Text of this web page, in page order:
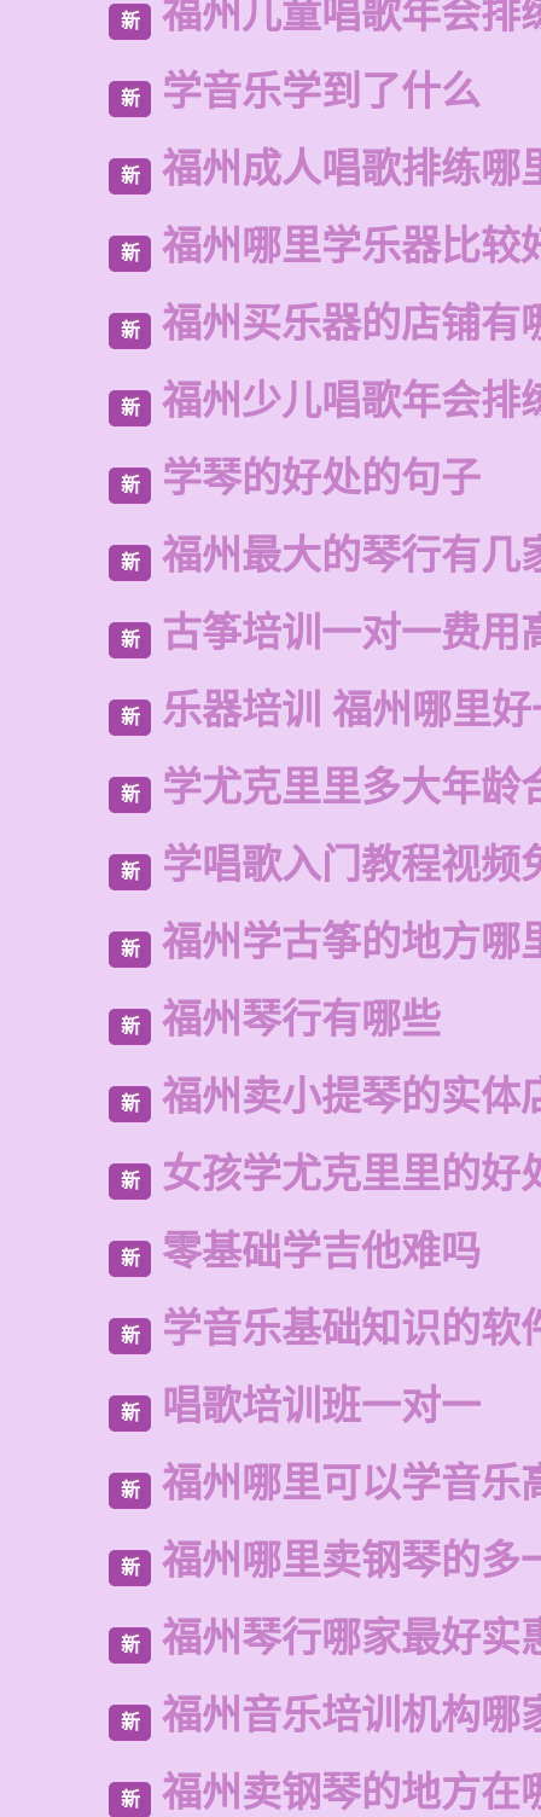
新 福州儿童唱歌年会排
新 学音乐学到了什么
新 福州成人唱歌排练哪
新 福州哪里学乐器比较
新 福州买乐器的店铺有
新 福州少儿唱歌年会排
新 学琴的好处的句子
新 福州最大的琴行有几
新 古筝培训一对一费用
新 乐器培训 福州哪里
新 学尤克里里多大年龄
新 学唱歌入门教程视频
新 福州学古筝的地方哪
新 福州琴行有哪些
新 福州卖小提琴的实体
新 女孩学尤克里里的好
新 零基础学吉他难吗
新 学音乐基础知识的软
新 唱歌培训班一对一
新 福州哪里可以学音乐
新 福州哪里卖钢琴的多
新 福州琴行哪家最好实
新 福州音乐培训机构哪
新 福州卖钢琴的地方在